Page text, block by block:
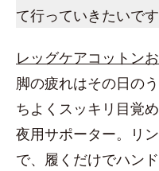
て行っていきたいです
レッグケアコットン
脚の疲れはその日の
ちよくスッキリ目覚
夜用サポーター。リ
で、履くだけでハン